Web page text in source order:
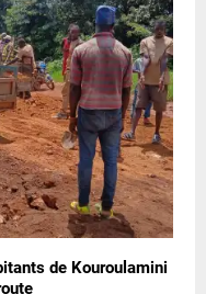
de Kouroulamini